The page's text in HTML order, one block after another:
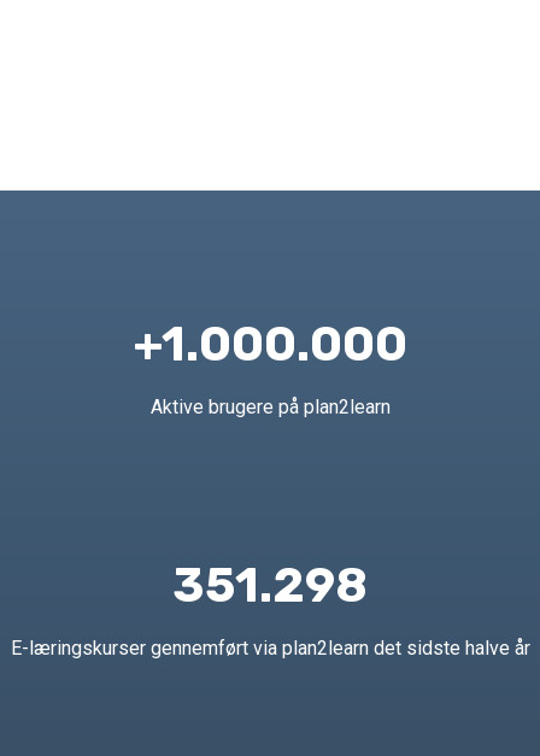
+1.000.000
Aktive brugere på plan2learn
351.298
E-læringskurser gennemført via plan2learn det sidste halve år